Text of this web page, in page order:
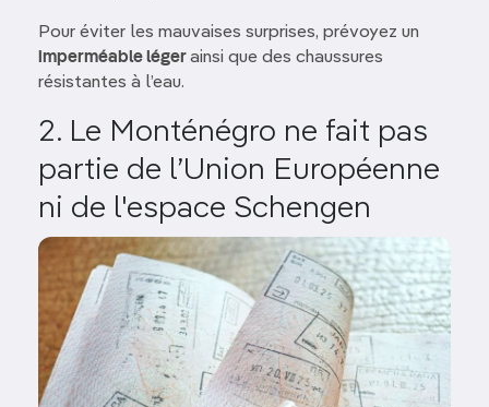
Pour éviter les mauvaises surprises, prévoyez un
imperméable légerainsi que des chaussures
résistantes à l’eau.
2. Le Monténégro ne fait pas
partie de l’Union Européenne
ni de l'espace Schengen
Image